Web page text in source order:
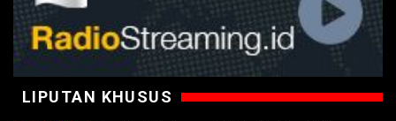
LIPUTAN KHUSUS